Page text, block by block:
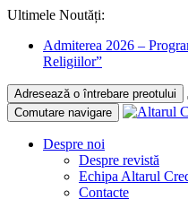
Ultimele Noutăți:
Admiterea 2026 –
Religiilor”
Adresează o întrebare preotului
Comutare navigare
Despre noi
Despre revistă
Echipa Altarul
Contacte